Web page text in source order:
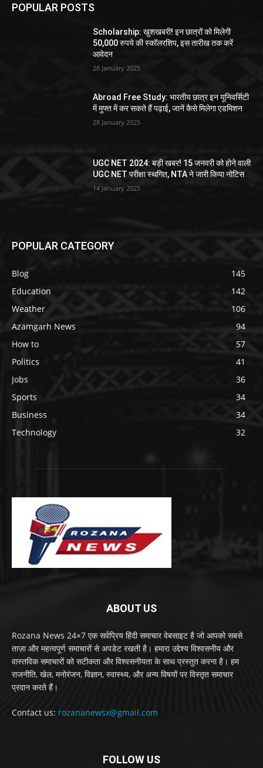
POPULAR POSTS
Scholarship: खुशखबरी! इन छात्रों को मिलेगी
50,000 रुपये की स्कॉलरशिप, इस तारीख तक करें
आवेदन
28 January 2025
Abroad Free Study: भारतीय छात्र इन यूनिवर्सिटी
में मुफ्त में कर सकते हैं पढ़ाई, जानें कैसे मिलेगा एडमिशन
28 January 2025
UGC NET 2024: बड़ी खबर! 15 जनवरी को होने वाली
UGC NET परीक्षा स्थगित, NTA ने जारी किया नोटिस
14 January 2025
POPULAR CATEGORY
Blog
145
Education
142
Weather
106
Azamgarh News
94
How to
57
Politics
41
Jobs
36
Sports
34
Business
34
Technology
32
ABOUT US
Rozana News 24×7 एक सर्वप्रिय हिंदी समाचार वेबसाइट है जो आपको सबसे
ताज़ा और महत्वपूर्ण समाचारों से अपडेट रखती है। हमारा उद्देश्य विश्वसनीय और
वास्तविक समाचारों को सटीकता और विश्वसनीयता के साथ प्रस्तुत करना है। हम
राजनीति, खेल, मनोरंजन, विज्ञान, स्वास्थ्य, और अन्य विषयों पर विस्तृत समाचार
प्रदान करते हैं।
Contact us: rozananewsx@gmail.com
FOLLOW US